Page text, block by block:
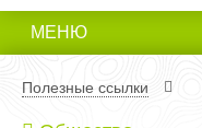
МЕНЮ
Полезные ссылки